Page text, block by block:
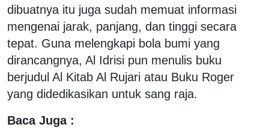
dibuatnya itu juga sudah memuat informasi
mengenai jarak, panjang, dan tinggi secara
tepat. Guna melengkapi bola bumi yang
dirancangnya, Al Idrisi pun menulis buku
berjudul Al Kitab Al Rujari atau Buku Roger
yang didedikasikan untuk sang raja.
Baca Juga :